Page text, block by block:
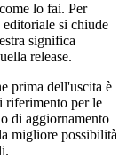
lo fai. Per
si chiude
significa
release.
prima dell'uscita è
riferimento per le
di aggiornamento
migliore possibilità